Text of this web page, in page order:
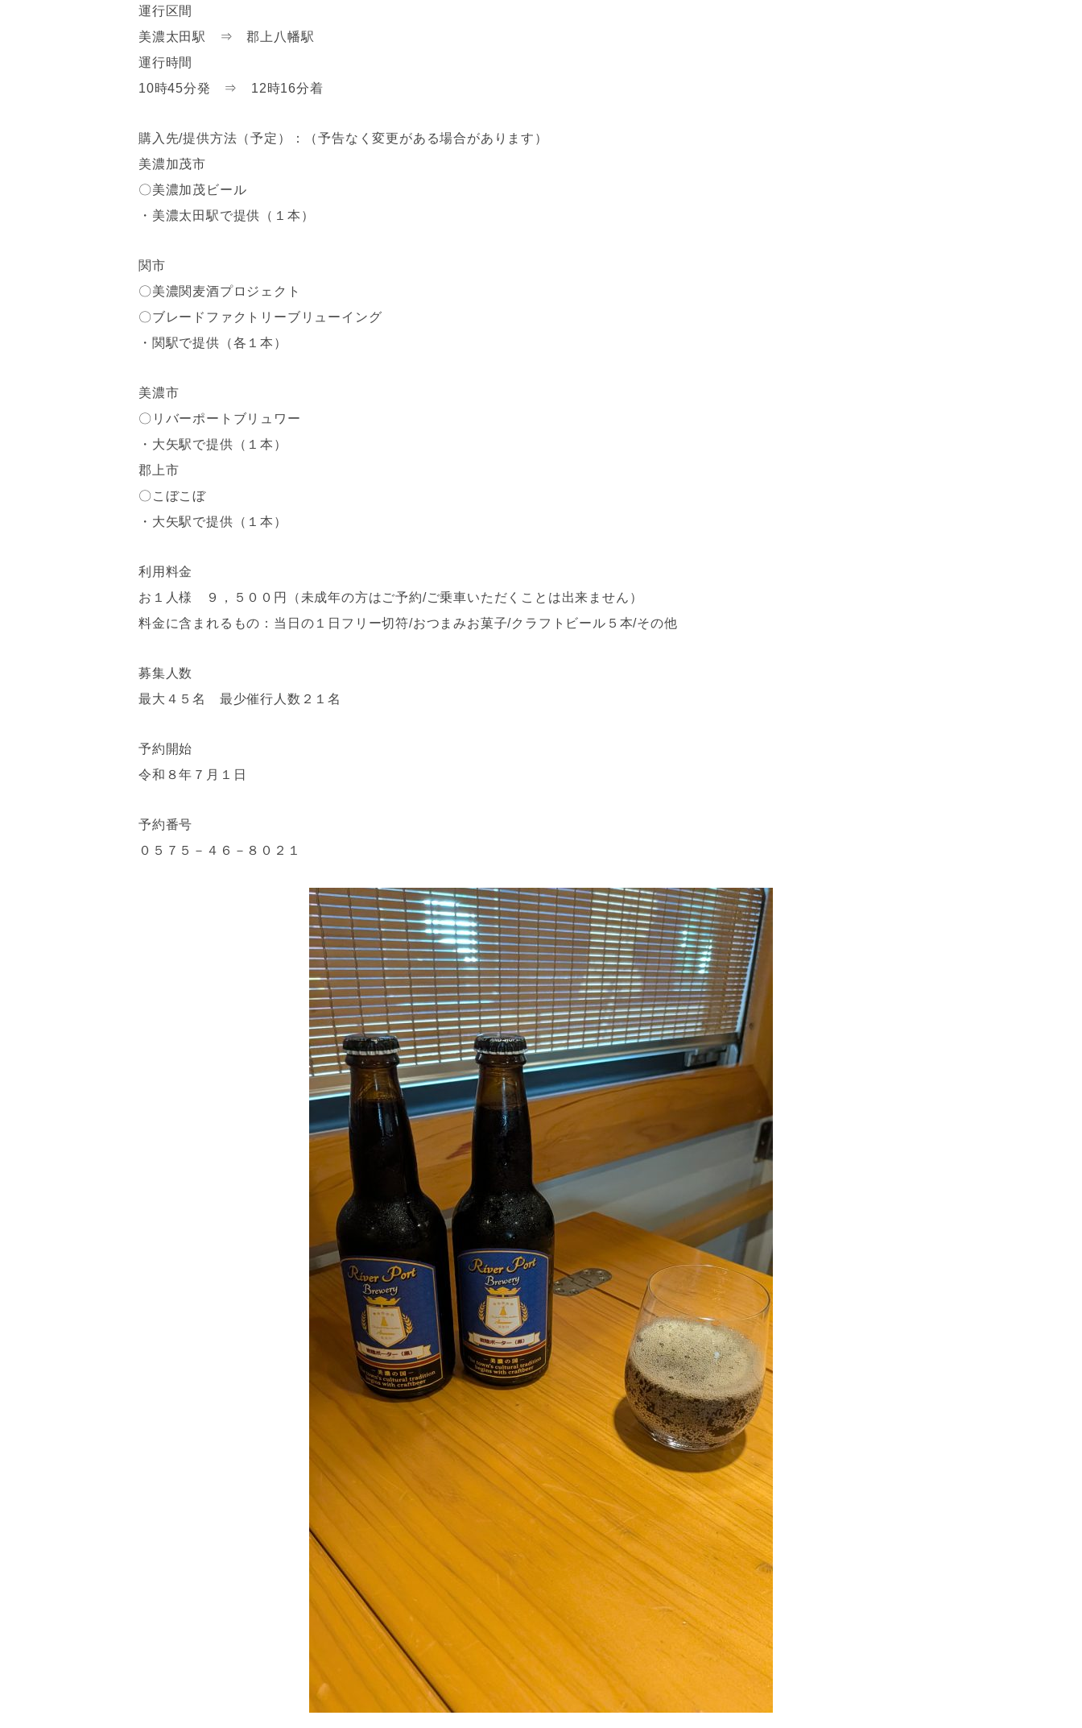
運行区間
美濃太田駅 ⇒ 郡上八幡駅
運行時間
10時45分発 ⇒ 12時16分着
購入先/提供方法（予定）：（予告なく変更がある場合があります）
美濃加茂市
〇美濃加茂ビール
・美濃太田駅で提供（１本）
関市
〇美濃関麦酒プロジェクト
〇ブレードファクトリーブリューイング
・関駅で提供（各１本）
美濃市
〇リバーポートブリュワー
・大矢駅で提供（１本）
郡上市
〇こぼこぼ
・大矢駅で提供（１本）
利用料金
お１人様 ９，５００円（未成年の方はご予約/ご乗車いただくことは出来ません）
料金に含まれるもの：当日の１日フリー切符/おつまみお菓子/クラフトビール５本/その他
募集人数
最大４５名 最少催行人数２１名
予約開始
令和８年７月１日
予約番号
０５７５－４６－８０２１